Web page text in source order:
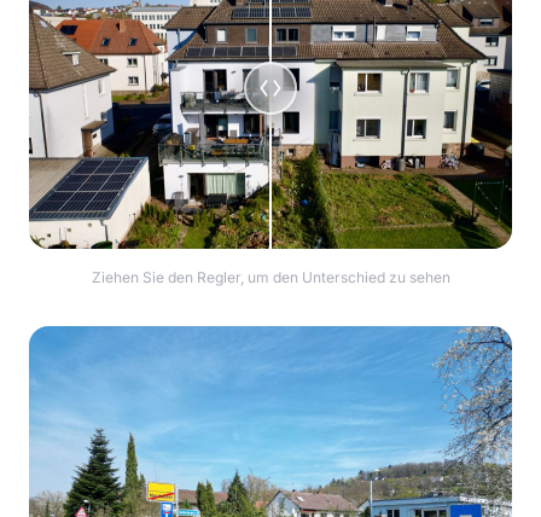
Ziehen Sie den Regler, um den Unterschied zu sehen